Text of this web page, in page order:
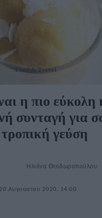
Food & Travel
η πιο εύκολη
συνταγή για
γεύση
Ηλιάνα Θεοδωροπούλου
20 Αυγούστου 2020, 14:00